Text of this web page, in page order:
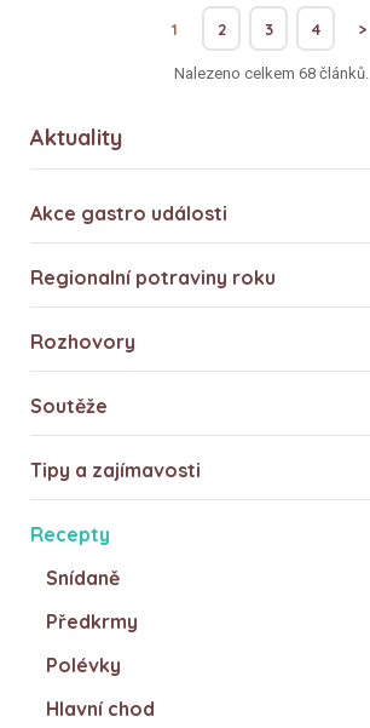
1 2 3 4 >
Nalezeno celkem 68 článků.
Aktuality
Akce gastro události
Regionalní potraviny roku
Rozhovory
Soutěže
Tipy a zajímavosti
Recepty
Snídaně
Předkrmy
Polévky
Hlavní chod